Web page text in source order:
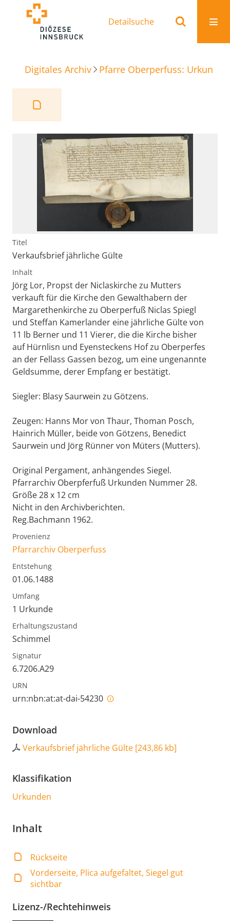
Detailsuche
Digitales Archiv Pfarre Oberperfuss: Urkunden
Titel
Verkaufsbrief jährliche Gülte
Inhalt
Jörg Lor, Propst der Niclaskirche zu Mutters
verkauft für die Kirche den Gewalthabern der
Margarethenkirche zu Oberperfuß Niclas Spiegl
und Steffan Kamerlander eine jährliche Gülte von
11 lb Berner und 11 Vierer, die die Kirche bisher
auf Hürnlisn und Eyensteckens Hof zu Oberperfes
an der Fellass Gassen bezog, um eine ungenannte
Geldsumme, derer Empfang er bestätigt.
Siegler: Blasy Saurwein zu Götzens.
Zeugen: Hanns Mor von Thaur, Thoman Posch,
Hainrich Müller, beide von Götzens, Benedict
Saurwein und Jörg Rünner von Müters (Mutters).
Original Pergament, anhängendes Siegel.
Pfarrarchiv Oberpferfuß Urkunden Nummer 28.
Größe 28 x 12 cm
Nicht in den Archivberichten.
Reg.Bachmann 1962.
Provenienz
Pfarrarchiv Oberperfuss
Entstehung
01.06.1488
Umfang
1 Urkunde
Erhaltungszustand
Schimmel
Signatur
6.7206.A29
URN
urn:nbn:at:at-dai-54230
Download
Verkaufsbrief jährliche Gülte [243,86 kb]
Klassifikation
Urkunden
Inhalt
Rückseite
Vorderseite, Plica aufgefaltet, Siegel gut
sichtbar
Lizenz-/Rechtehinweis